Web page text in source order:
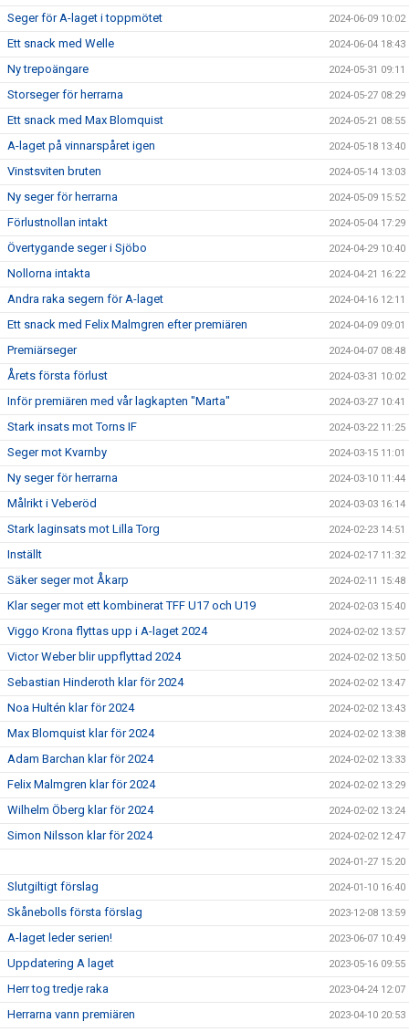
Seger för A-laget i toppmötet 2024-06-09 10:02
Ett snack med Welle 2024-06-04 18:43
Ny trepoängare 2024-05-31 09:11
Storseger för herrarna 2024-05-27 08:29
Ett snack med Max Blomquist 2024-05-21 08:55
A-laget på vinnarspåret igen 2024-05-18 13:40
Vinstsviten bruten 2024-05-14 13:03
Ny seger för herrarna 2024-05-09 15:52
Förlustnollan intakt 2024-05-04 17:29
Övertygande seger i Sjöbo 2024-04-29 10:40
Nollorna intakta 2024-04-21 16:22
Andra raka segern för A-laget 2024-04-16 12:11
Ett snack med Felix Malmgren efter premiären 2024-04-09 09:01
Premiärseger 2024-04-07 08:48
Årets första förlust 2024-03-31 10:02
Inför premiären med vår lagkapten "Marta" 2024-03-27 10:41
Stark insats mot Torns IF 2024-03-22 11:25
Seger mot Kvarnby 2024-03-15 11:01
Ny seger för herrarna 2024-03-10 11:44
Målrikt i Veberöd 2024-03-03 16:14
Stark laginsats mot Lilla Torg 2024-02-23 14:51
Inställt 2024-02-17 11:32
Säker seger mot Åkarp 2024-02-11 15:48
Klar seger mot ett kombinerat TFF U17 och U19 2024-02-03 15:40
Viggo Krona flyttas upp i A-laget 2024 2024-02-02 13:57
Victor Weber blir uppflyttad 2024 2024-02-02 13:50
Sebastian Hinderoth klar för 2024 2024-02-02 13:47
Noa Hultén klar för 2024 2024-02-02 13:43
Max Blomquist klar för 2024 2024-02-02 13:38
Adam Barchan klar för 2024 2024-02-02 13:33
Felix Malmgren klar för 2024 2024-02-02 13:29
Wilhelm Öberg klar för 2024 2024-02-02 13:24
Simon Nilsson klar för 2024 2024-02-02 12:47
2024-01-27 15:20
Slutgiltigt förslag 2024-01-10 16:40
Skånebolls första förslag 2023-12-08 13:59
A-laget leder serien! 2023-06-07 10:49
Uppdatering A laget 2023-05-16 09:55
Herr tog tredje raka 2023-04-24 12:07
Herrarna vann premiären 2023-04-10 20:53